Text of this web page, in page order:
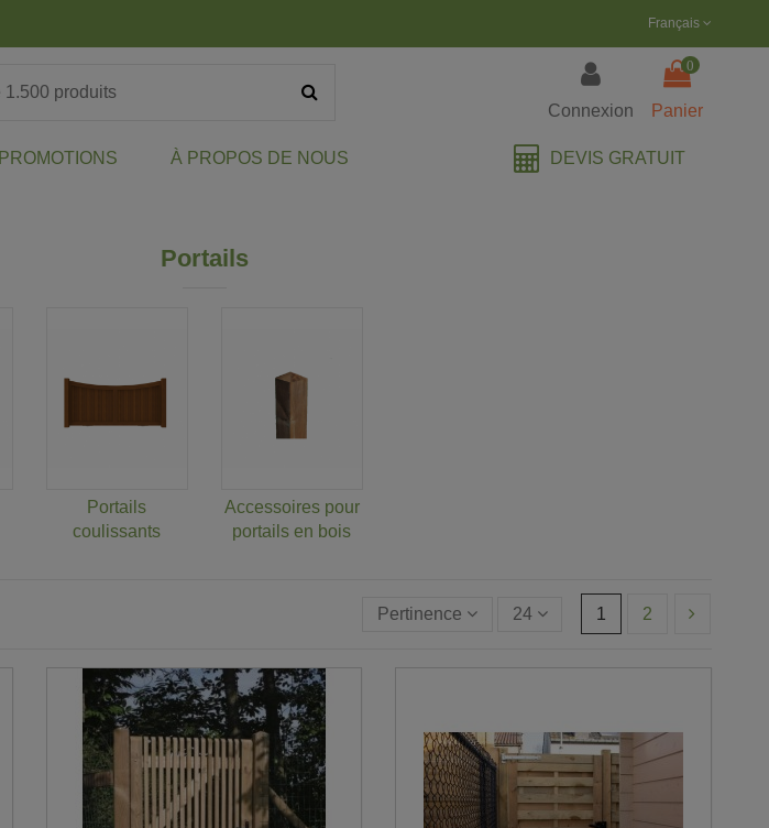
Français
Connexion
0
Panier
PROMOTIONS À PROPOS DE NOUS DEVIS GRATUIT
Portails
Portails
coulissants
Accessoires pour
portails en bois
Pertinence 24 1 2